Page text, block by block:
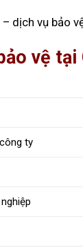
– dịch vụ bảo
vệ tại
ty